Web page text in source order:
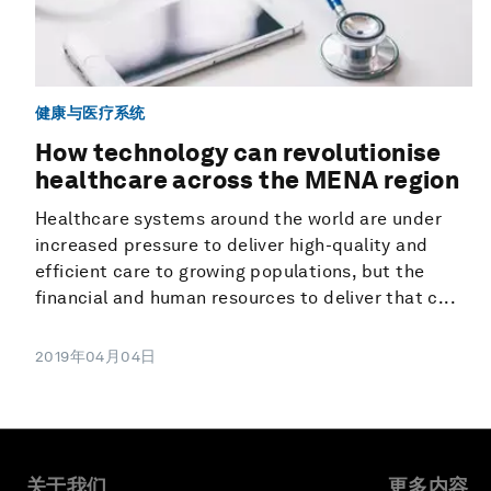
健康与医疗系统
How technology can revolutionise
healthcare across the MENA region
Healthcare systems around the world are under
increased pressure to deliver high-quality and
efficient care to growing populations, but the
financial and human resources to deliver that c...
2019年04月04日
关于我们 更多内容